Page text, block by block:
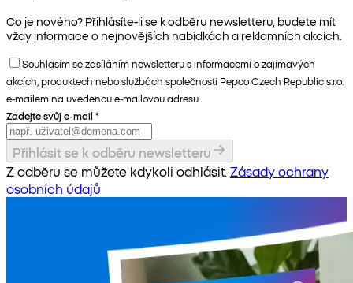
Co je nového? Přihlásíte-li se k odběru newsletteru, budete mít
vždy informace o nejnovějších nabídkách a reklamních akcích.
Souhlasím se zasíláním newsletteru s informacemi o zajímavých
akcích, produktech nebo službách společnosti Pepco Czech Republic s.r.o.
e-mailem na uvedenou e-mailovou adresu.
Zadejte svůj e-mail *
Přihlásit se k odběru newsletteru
Z odběru se můžete kdykoli odhlásit. Zásady ochrany
osobních údajů